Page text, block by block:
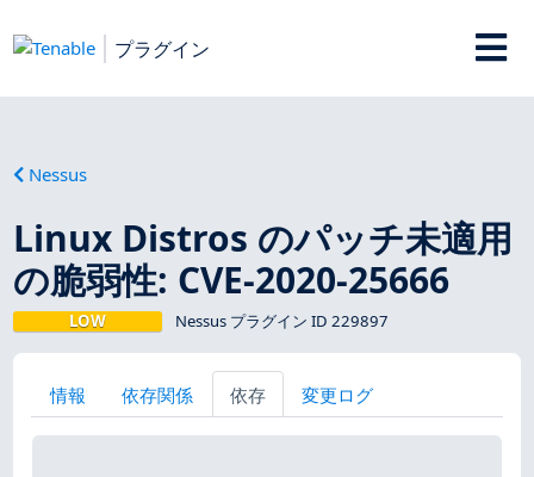
プラグイン
Nessus
Linux Distros のパッチ未適用
の脆弱性: CVE-2020-25666
LOW Nessus プラグイン ID 229897
情報 依存関係 依存 変更ログ